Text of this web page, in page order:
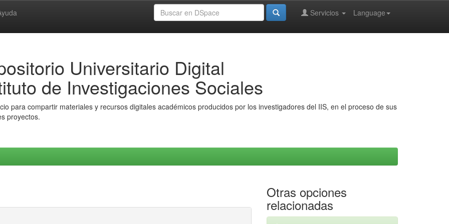
Language
Servicios
Universitario Digital
de Investigaciones Sociales
para compartir materiales y recursos digitales académicos producidos por los investigadores del IIS, en el proceso de sus
proyectos.
Otras opciones
relacionadas